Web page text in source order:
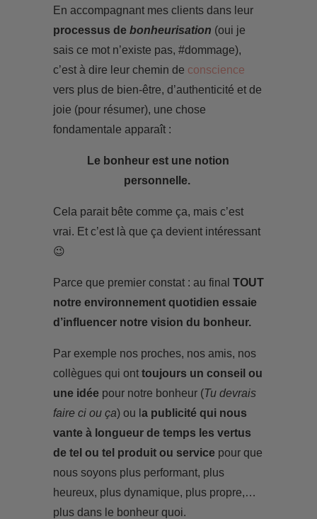
En accompagnant mes clients dans leur
processus de bonheurisation (oui je
sais ce mot n’existe pas, #dommage),
c’est à dire leur chemin de conscience
vers plus de bien-être, d’authenticité et de
joie (pour résumer), une chose
fondamentale apparaît :
Le bonheur est une notion
personnelle.
Cela parait bête comme ça, mais c’est
vrai. Et c’est là que ça devient intéressant
😉
Parce que premier constat : au final TOUT
notre environnement quotidien essaie
d’influencer notre vision du bonheur.
Par exemple nos proches, nos amis, nos
collègues qui ont toujours un conseil ou
une idéepour notre bonheur (Tu devrais
faire ci ou ça) ou l a publicité qui nous
vante à longueur de temps les vertus
de tel ou tel produit ou servicepour que
nous soyons plus performant, plus
heureux, plus dynamique, plus propre,…
plus dans le bonheur quoi.